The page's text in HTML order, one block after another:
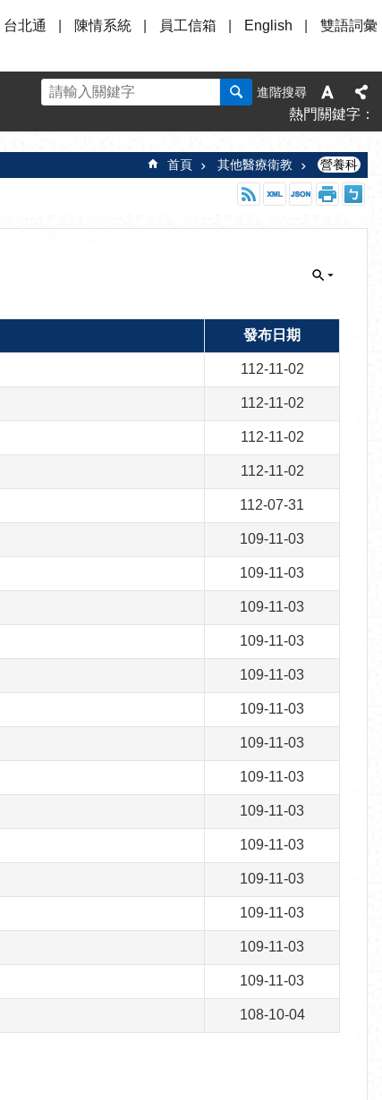
台北通 陳情系統 員工信箱 English 雙語詞彙
進階搜尋
熱門關鍵字
首頁 其他醫療衛教 營養科
發布日期
112-11-02
112-11-02
112-11-02
112-11-02
112-07-31
109-11-03
109-11-03
109-11-03
109-11-03
109-11-03
109-11-03
109-11-03
109-11-03
109-11-03
109-11-03
109-11-03
109-11-03
109-11-03
109-11-03
108-10-04